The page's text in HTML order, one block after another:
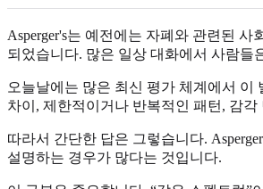
Asperger's는 예전에는 자폐와 관련된
되었습니다. 많은 일상 대화에서 사람들
오늘날에는 많은 최신 평가 체계에서
차이, 제한적이거나 반복적인 패턴, 감
따라서 간단한 답은 그렇습니다.
설명하는 경우가 많다는 것입니다.